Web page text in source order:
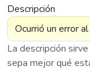
Descripción
La descripción
sepa mejor qué